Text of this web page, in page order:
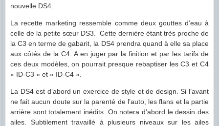
nouvelle DS4.
La recette marketing ressemble comme deux gouttes d’eau à
celle de la petite sœur DS3. Cette dernière étant très proche de
la C3 en terme de gabarit, la DS4 prendra quand à elle sa place
aux côtés de la C4. A en juger par la finition et par les tarifs de
ces deux modèles, on pourrait presque rebaptiser les C3 et C4
« ID-C3 » et « ID-C4 ».
La DS4 est d’abord un exercice de style et de design. Si l’avant
ne fait aucun doute sur la parenté de l’auto, les flans et la partie
arrière sont totalement inédits. On notera d’abord le dessin des
ailes. Subtilement travaillé à plusieurs niveaux sur les ailes